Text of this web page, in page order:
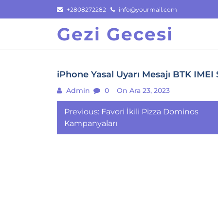
to
+2808272282 info@yourmail.com
Gezi Gecesi
iPhone Yasal Uyarı Mesajı BTK
Admin 0 On Ara 23, 2023
Yazı
gezinmesi
Previous: Favori İkili Pizza Dominos
Kampanyaları